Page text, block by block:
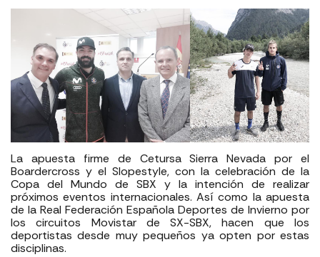
La apuesta firme de Cetursa Sierra Nevada por el
Boardercross y el Slopestyle, con la celebración de la
Copa del Mundo de SBX y la intención de realizar
próximos eventos internacionales. Así como la apuesta
de la Real Federación Española Deportes de Invierno por
los circuitos Movistar de SX-SBX, hacen que los
deportistas desde muy pequeños ya opten por estas
disciplinas.